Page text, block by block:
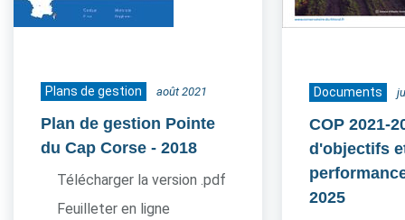
Plans de gestion août 2021
Plan de gestion Pointe
du Cap Corse - 2018
Télécharger la version .pdf
Feuilleter en ligne
Documents
COP 2021-
d'objectifs
2025